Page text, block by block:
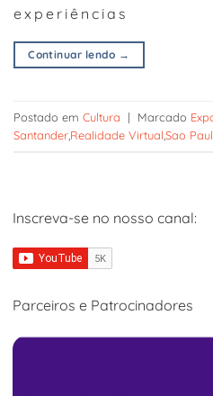
experiências
Continuar lendo →
Postado em Cultura | Marcado
SantanderRealidade VirtualSao
Inscreva-se no nosso canal:
Parceiros e Patrocinadores